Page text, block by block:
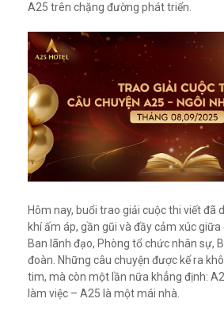
A25 trên chặng đường phát triển.
Hôm nay, buổi trao giải cuộc thi viết đã
khí ấm áp, gần gũi và đầy cảm xúc
Ban lãnh đạo, Phòng tổ chức nhân sự,
đoàn. Những câu chuyện được kể ra
tim, mà còn một lần nữa khẳng định:
làm việc – A25 là một mái nhà.